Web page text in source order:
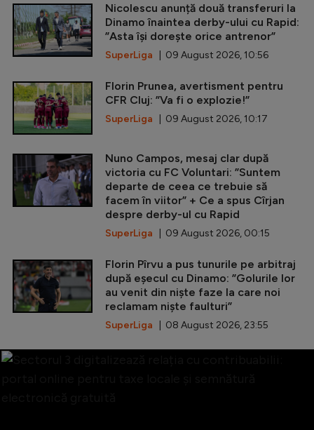
Nicolescu anunță două transferuri la
Dinamo înaintea derby-ului cu Rapid:
”Asta își dorește orice antrenor”
SuperLiga | 09 August 2026, 10:56
Florin Prunea, avertisment pentru
CFR Cluj: ”Va fi o explozie!”
SuperLiga | 09 August 2026, 10:17
Nuno Campos, mesaj clar după
victoria cu FC Voluntari: ”Suntem
departe de ceea ce trebuie să
facem în viitor” + Ce a spus Cîrjan
despre derby-ul cu Rapid
SuperLiga | 09 August 2026, 00:15
Florin Pîrvu a pus tunurile pe arbitraj
după eșecul cu Dinamo: ”Golurile lor
au venit din niște faze la care noi
reclamam niște faulturi”
SuperLiga | 08 August 2026, 23:55